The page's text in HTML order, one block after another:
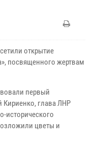
открытие
посвященного жертвам
первый
Кириенко, глава ЛНР
исторического
цветы и